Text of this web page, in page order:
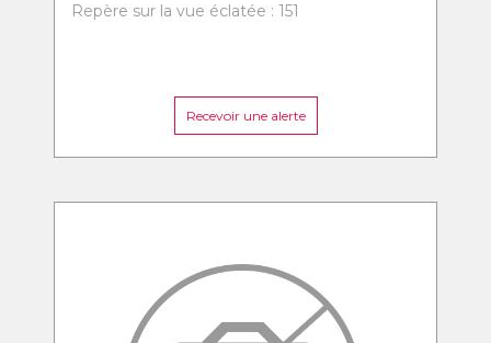
Repère sur la vue éclatée : 151
Recevoir une alerte